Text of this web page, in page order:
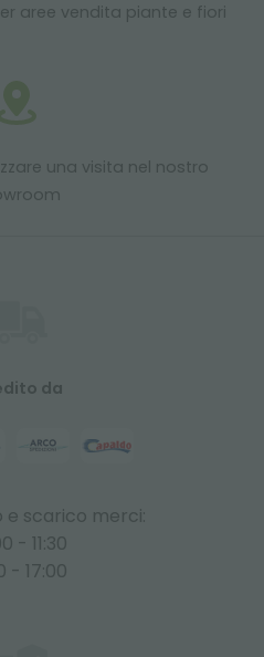
aree vendita piante e fiori
una visita nel nostro
da
e scarico merci:
- 11:30
- 17:00